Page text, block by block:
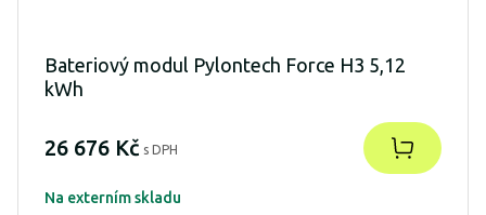
Bateriový modul Pylontech Force H3 5,12
kWh
26 676 Kč s DPH
Na externím skladu